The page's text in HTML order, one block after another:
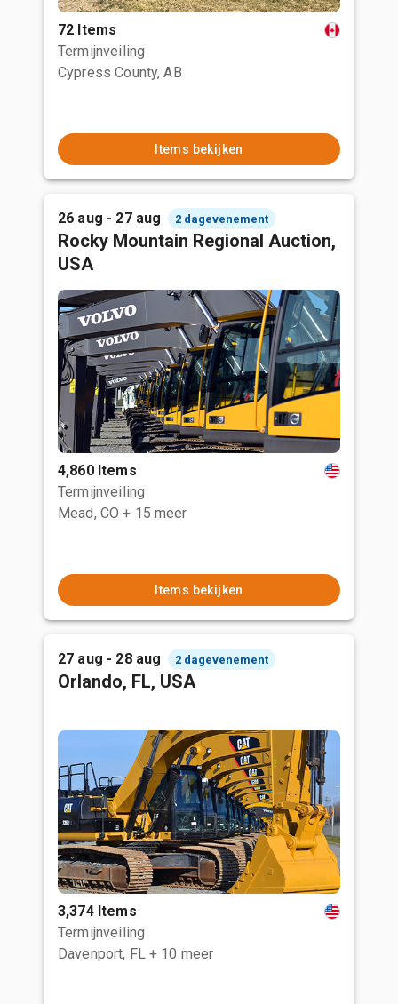
72 Items
Termijnveiling
Cypress County, AB
Items bekijken
26 aug - 27 aug 2 dagevenement
Rocky Mountain Regional Auction,
USA
4,860 Items
Termijnveiling
Mead, CO + 15 meer
Items bekijken
27 aug - 28 aug 2 dagevenement
Orlando, FL, USA
3,374 Items
Termijnveiling
Davenport, FL + 10 meer